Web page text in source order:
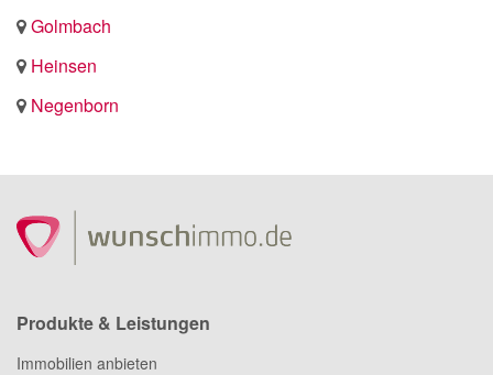
Golmbach
Heinsen
Negenborn
Produkte & Leistungen
Immobilien anbieten